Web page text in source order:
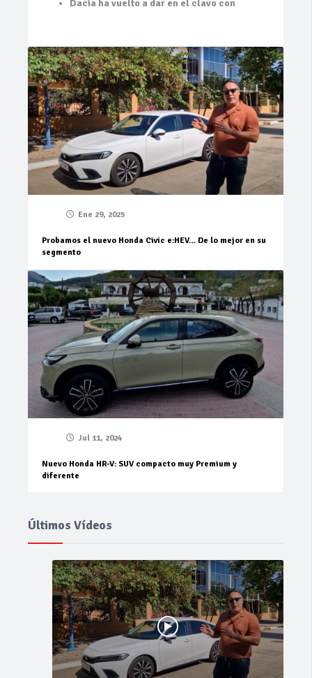
Dacia ha vuelto a dar en el clavo con
Ene 29, 2025
Probamos el nuevo Honda Civic e:HEV… De lo mejor en su
segmento
Jul 11, 2024
Nuevo Honda HR-V: SUV compacto muy Premium y
diferente
Últimos Vídeos